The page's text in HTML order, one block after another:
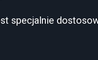
specjalnie